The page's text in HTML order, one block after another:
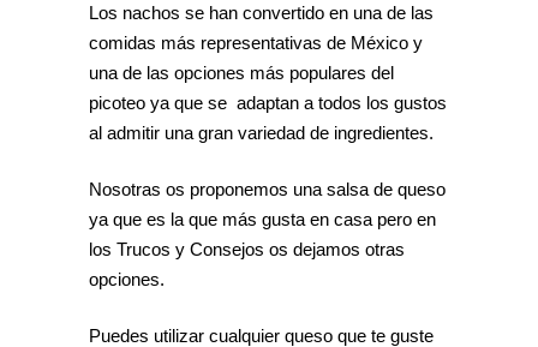
Los nachos se han convertido en una de las
comidas más representativas de México y
una de las opciones más populares del
picoteo ya que se adaptan a todos los gustos
al admitir una gran variedad de ingredientes.
Nosotras os proponemos una salsa de queso
ya que es la que más gusta en casa pero en
los Trucos y Consejos os dejamos otras
opciones.
Puedes utilizar cualquier queso que te guste